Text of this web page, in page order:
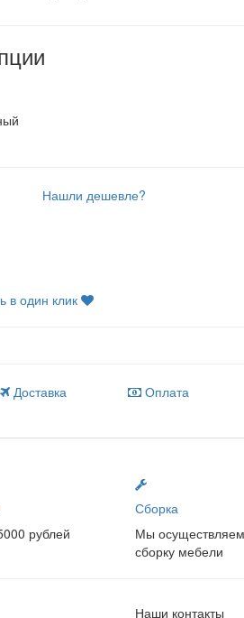
Нашли дешевле?
в один клик
Доставка Оплата
рублей
Сборка
Мы
сборку мебели
Наши контакты